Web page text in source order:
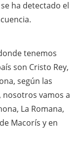
ha detectado el
tenemos
son Cristo Rey,
según las
nosotros vamos a
La Romana,
Macorís y en